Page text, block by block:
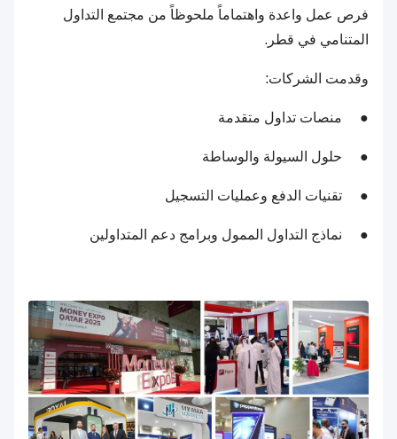
فرص عمل واعدة واهتماماً ملحوظاً من مجتمع التداول
المتنامي في قطر.
وقدمت الشركات:
● منصات تداول متقدمة
● حلول السيولة والوساطة
● تقنيات الدفع وعمليات التسجيل
● نماذج التداول الممول وبرامج دعم المتداولين